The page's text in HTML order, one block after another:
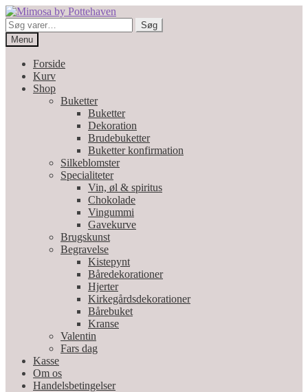
Spring
til
navigation
Spring
til
indhold
Søg
efter:
Søg
Menu
Forside
Kurv
Shop
Buketter
Buketter
Dekoration
Brudebuketter
Buketter konfirmation
Silkeblomster
Specialiteter
Vin, øl & spiritus
Chokolade
Vingummi
Gavekurve
Brugskunst
Begravelse
Kistepynt
Båredekorationer
Hjerter
Kirkegårdsdekorationer
Bårebuket
Kranse
Valentin
Fars dag
Kasse
Om os
Handelsbetingelser